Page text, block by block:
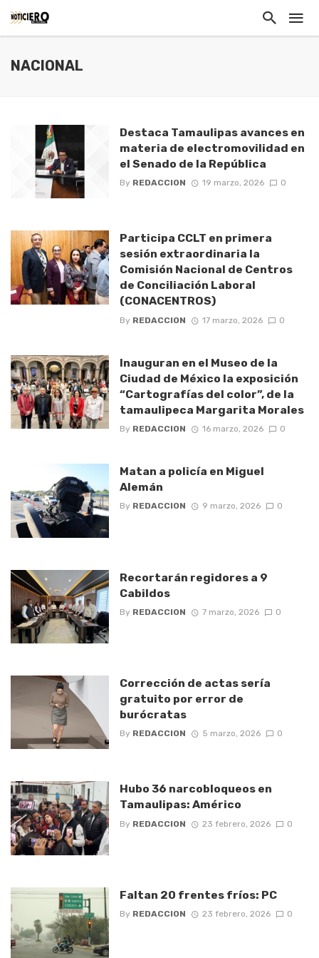
NACIONAL
Destaca Tamaulipas avances en
materia de electromovilidad en
el Senado de la República
By REDACCION 19 marzo, 2026 0
Participa CCLT en primera
sesión extraordinaria la
Comisión Nacional de Centros
de Conciliación Laboral
(CONACENTROS)
By REDACCION 17 marzo, 2026 0
Inauguran en el Museo de la
Ciudad de México la exposición
“Cartografías del color”, de la
tamaulipeca Margarita Morales
By REDACCION 16 marzo, 2026 0
Matan a policía en Miguel
Alemán
By REDACCION 9 marzo, 2026 0
Recortarán regidores a 9
Cabildos
By REDACCION 7 marzo, 2026 0
Corrección de actas sería
gratuito por error de
burócratas
By REDACCION 5 marzo, 2026 0
Hubo 36 narcobloqueos en
Tamaulipas: Américo
By REDACCION 23 febrero, 2026 0
Faltan 20 frentes fríos: PC
By REDACCION 23 febrero, 2026 0